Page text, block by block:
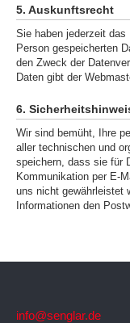
5. Auskunftsrecht
Sie haben jederzeit
Person gespeicherten
den Zweck der
Daten gibt der
6.
Wir sind bemüht, Ihre
aller technischen und
speichern, dass sie für
Kommunikation per E-
uns nicht gewährleistet
Informationen den
info@senglar.de